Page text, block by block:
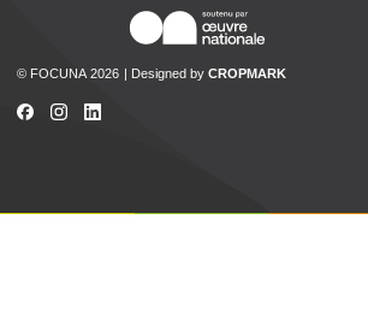
© FOCUNA 2026 Designed by CROPMARK